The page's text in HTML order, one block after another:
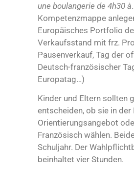
une boulangerie de 4h30 à
Kompetenzmappe
Europäisches Portfolio
Verkaufsstand mit frz.
Pausenverkauf, Tag der
Deutsch-französischer
Europatag…)
Kinder und Eltern sollten
entscheiden, ob sie in der
Orientierungsangebot
Französisch wählen.
Schuljahr. Der
beinhaltet vier Stunden.